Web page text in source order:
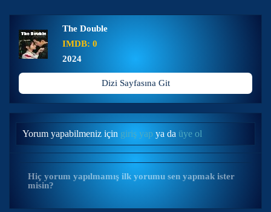
The Double
IMDB: 0
2024
Dizi Sayfasına Git
Yorum yapabilmeniz için giriş yap ya da üye ol
Hiç yorum yapılmamış ilk yorumu sen yapmak ister
misin?